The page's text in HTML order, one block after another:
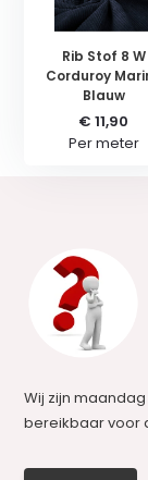
Rib Stof 8 W
Corduroy
Blauw
€ 11,90
Per meter
Wij zijn maandag
bereikbaar voor